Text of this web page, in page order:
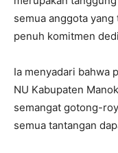
semua anggota
penuh komitmen
Ia menyadari bahwa
NU Kabupaten
semangat gotong-
semua tantangan